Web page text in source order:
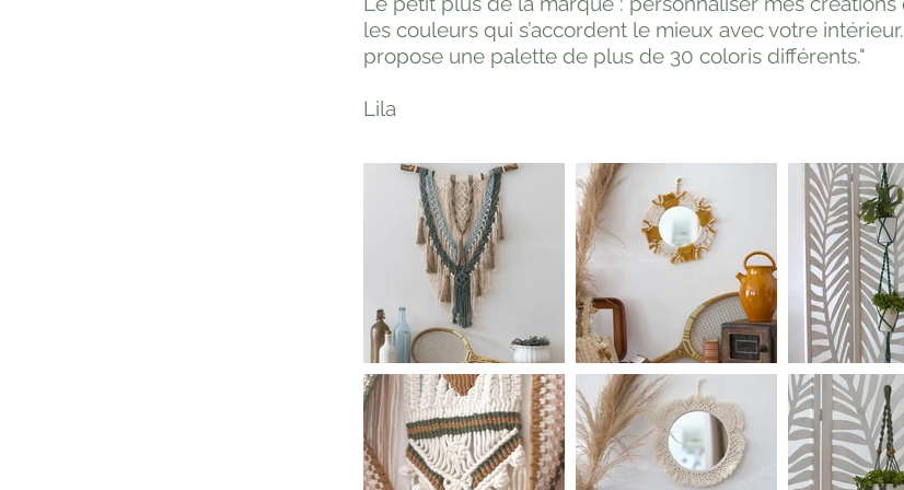
les couleurs qui s’accordent le mieux avec votre
propose une palette de plus de 30 coloris différents."
Lila